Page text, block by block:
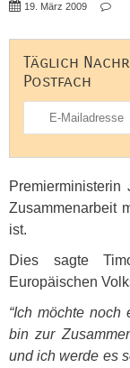
19. März 2009
Täglich
Postfach
Zusammenarbeit
ist.
Dies sagte
Europäischen
“Ich möchte
bin zur
und ich werde es